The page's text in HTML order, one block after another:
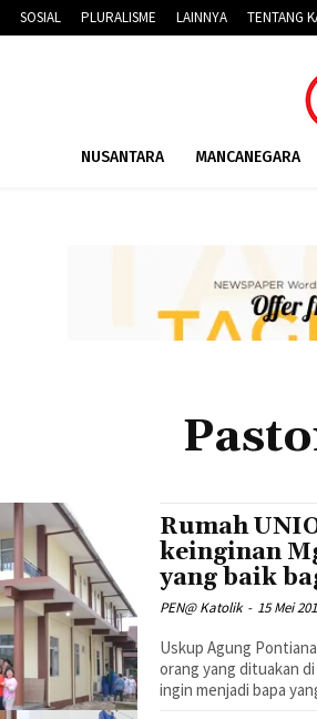
SOSIAL PLURALISME LAINNYA TENTANG
NUSANTARA MANCANEGARA
Rumah
keinginan
yang baik
PEN@ Katolik - 15 Mei
Uskup Agung
orang yang dituakan
ingin menjadi bapa